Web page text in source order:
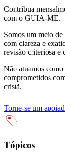
Contribua
com o GUIA-ME.
Somos um meio
com clareza e
revisão criteriosa e
Não atuamos
comprometidos
cristã.
Torne-se um
Tópicos